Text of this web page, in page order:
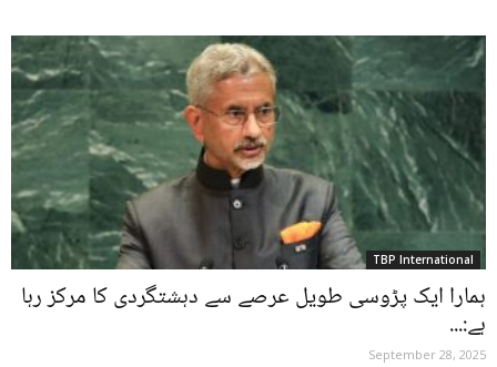
TBP International
ہمارا ایک پڑوسی طویل عرصے سے دہشتگردی کا مرکز رہا
ہے:...
September 28, 2025